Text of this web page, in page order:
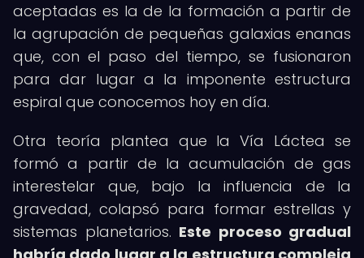
aceptadas es la de la formación a partir de
la agrupación de pequeñas galaxias enanas
que, con el paso del tiempo, se fusionaron
para dar lugar a la imponente estructura
espiral que conocemos hoy en día.
Otra teoría plantea que la Vía Láctea se
formó a partir de la acumulación de gas
interestelar que, bajo la influencia de la
gravedad, colapsó para formar estrellas y
sistemas planetarios. Este proceso gradual